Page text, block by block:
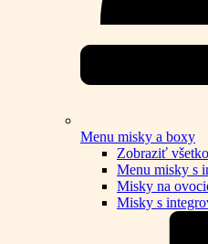
Menu misky a boxy
Zobraziť všetko
Menu misky s
Misky na
Misky s